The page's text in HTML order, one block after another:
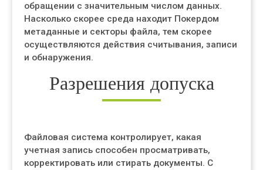
обращении с значительным числом данных.
Насколько скорее среда находит Покердом
метаданные и секторы файла, тем скорее
осуществляются действия считывания, записи
и обнаружения.
Разрешения допуска
Файловая система контролирует, какая
учетная запись способен просматривать,
корректировать или стирать документы. С